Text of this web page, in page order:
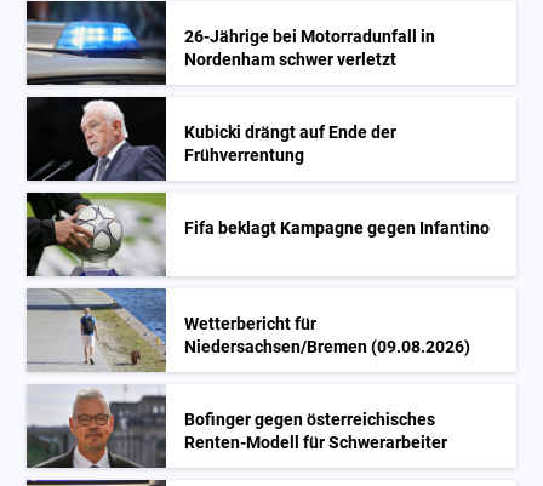
26-Jährige bei Motorradunfall in
Nordenham schwer verletzt
Kubicki drängt auf Ende der
Frühverrentung
Fifa beklagt Kampagne gegen Infantino
Wetterbericht für
Niedersachsen/Bremen (09.08.2026)
Bofinger gegen österreichisches
Renten-Modell für Schwerarbeiter